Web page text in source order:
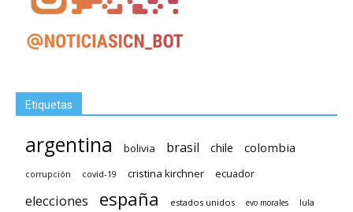
Etiquetas
argentina bolivia brasil chile colombia
corrupción covid-19 cristina kirchner ecuador
elecciones españa estados unidos evo morales lula